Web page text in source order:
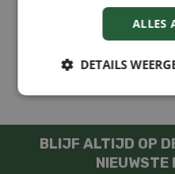
Suntory
BLIJF ALTIJD OP
NIEUWSTE
ALLES
DETAILS